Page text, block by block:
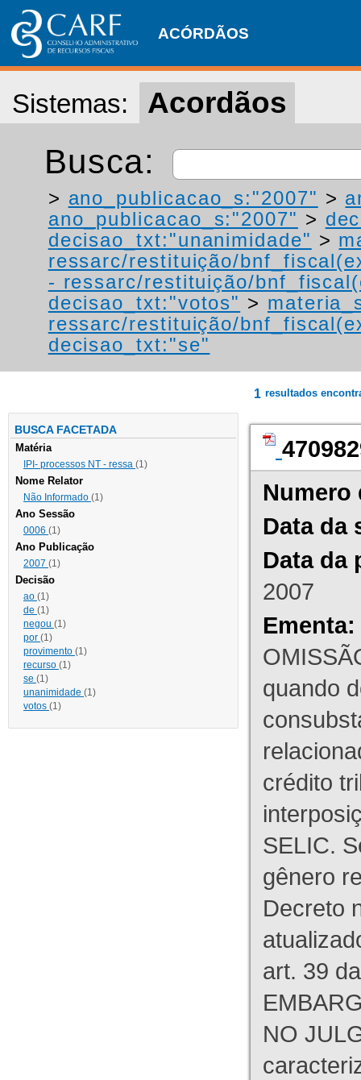
ACÓRDÃOS
Sistemas: Acordãos
Busca:
> ano_publicacao_s:"2007" >
ano_publicacao_s:"2007" >
decisao_txt:"unanimidade" >
ressarc/restituição/
- ressarc/restituição/
decisao_txt:"votos" >
ressarc/restituição/
decisao_txt:"se"
BUSCA FACETADA
Matéria
IPI- processos NT - ressa (1)
Nome Relator
Não Informado (1)
Ano Sessão
0006 (1)
Ano Publicação
2007 (1)
Decisão
ao (1)
de (1)
negou (1)
por (1)
provimento (1)
recurso (1)
se (1)
unanimidade (1)
votos (1)
1 resultados
Numero
Data da
Data da
2007
Ementa:
quando
crédito
SELIC.
gênero
Decreto
art. 39
NO